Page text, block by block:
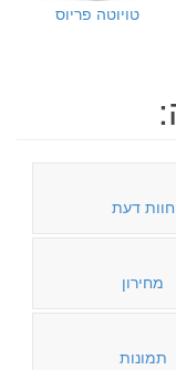
טויוטה פריוס
חוות דעת
מחירון
תמונות